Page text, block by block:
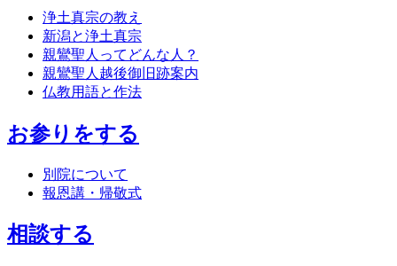
浄土真宗の教え
新潟と浄土真宗
親鸞聖人ってどんな人？
親鸞聖人越後御旧跡案内
仏教用語と作法
お参りをする
別院について
報恩講・帰敬式
相談する